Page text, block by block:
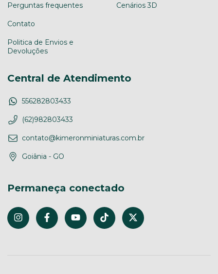
Perguntas frequentes
Contato
Politica de Envios e
Devoluções
Cenários 3D
Central de Atendimento
556282803433
(62)982803433
contato@kimeronminiaturas.com.br
Goiânia - GO
Permaneça conectado